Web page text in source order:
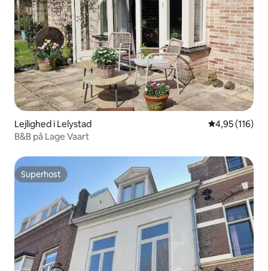
Lejlighed i Lelystad 4,95 ud af 5 i
4,95 (116)
B&B på Lage Vaart
Superhost
Superhost